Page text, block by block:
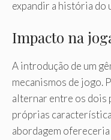
expandir a história do
Impacto na
A introdução de um
mecanismos de jogo.
alternar entre os dois
próprias
abordagem